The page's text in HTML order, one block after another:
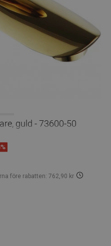
guld - 73600-50
före rabatten: 762,90 kr